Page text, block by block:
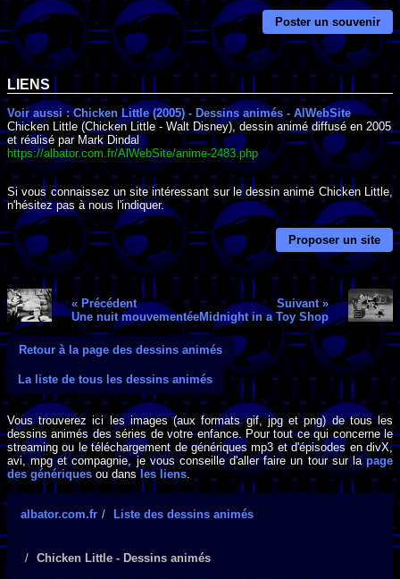
Poster un souvenir
LIENS
Voir aussi : Chicken Little (2005) - Dessins animés - AlWebSite
Chicken Little (Chicken Little - Walt Disney), dessin animé diffusé en 2005
et réalisé par Mark Dindal
https://albator.com.fr/AlWebSite/anime-2483.php
Si vous connaissez un site intéressant sur le dessin animé Chicken Little,
n'hésitez pas à nous l'indiquer.
Proposer un site
« Précédent
Une nuit mouvementée
Suivant »
Midnight in a Toy Shop
Retour à la page des dessins animés
La liste de tous les dessins animés
Vous trouverez ici les images (aux formats gif, jpg et png) de tous les
dessins animés des séries de votre enfance. Pour tout ce qui concerne le
streaming ou le téléchargement de génériques mp3 et d'épisodes en divX,
avi, mpg et compagnie, je vous conseille d'aller faire un tour sur lapage
des génériques ou dansles liens.
albator.com.fr Liste des dessins animés
Chicken Little - Dessins animés